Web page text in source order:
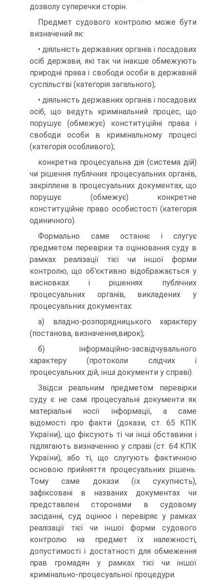
дозволу суперечки сторін.
Предмет судового контролю може бути
визначений як:
• діяльність державних органів і посадових
осіб держави, які так чи інакше обмежують
природні права і свободи особи в державній
суспільстві (категорія загального);
• діяльність державних органів і посадових
осіб, що ведуть кримінальний процес, що
порушує (обмежує) конституційні права і
свободи особи в кримінальному процесі
(категорія особливого);
конкретна процесуальна дія (система дій)
чи рішення публічних процесуальних органів,
закріплене в процесуальних документах, що
порушує (обмежує) конкретне
конституційне право особистості (категорія
одиничного).
Формально саме останнє і слугує
предметом перевірки та оцінювання суду в
рамках реалізації тієї чи іншої форми
контролю, що об'єктивно відображається у
висновках і рішеннях публічних
процесуальних органів, викладених у
процесуальних документах:
а) владно-розпорядницького характеру
(постанова, визначення,вирок);
б) інформаційно-засвідчувального
характеру (протоколи слідчих і
процесуальних дій, інші документи у справі).
Звідси реальним предметом перевірки
суду є не самі процесуальні документи як
матеріальні носії інформації, а саме
відомості про факти (докази, ст. 65 КПК
України), що фіксують ті чи інші обставини і
підлягають визначенню у справі (ст. 64 КПК
України), або ті, що слугують фактичною
основою прийняття процесуальних рішень.
Тому саме докази (їх сукупність),
зафіксовані в названих документах чи
представлені сторонами в судовому
засіданні, суд оцінює і перевіряє у рамках
реалізації тієї чи іншої форми судового
контролю на предмет їх належності,
допустимості і достатності для обмеження
прав громадян у рамках тієї чи іншої
кримінально-процесуальної процедури.